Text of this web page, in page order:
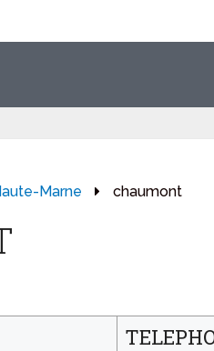
Marne chaumont